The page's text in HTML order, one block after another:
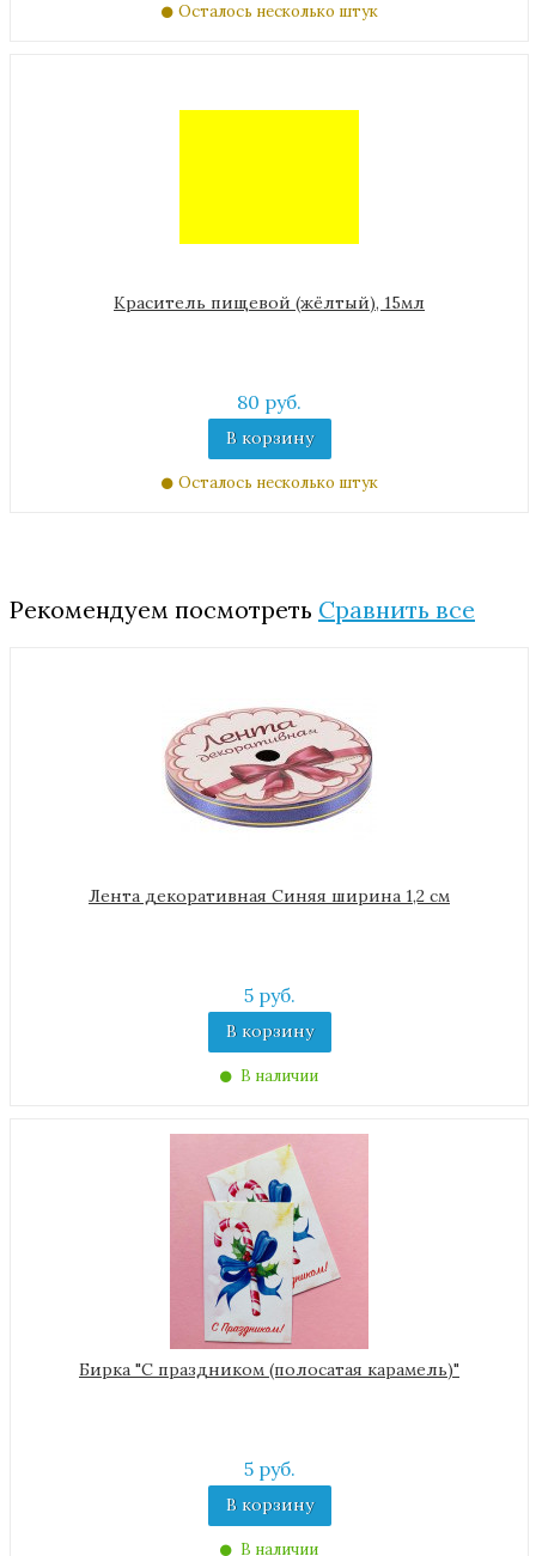
Осталось несколько штук
Краситель пищевой (жёлтый), 15мл
80 руб.
В корзину
Осталось несколько штук
Рекомендуем посмотреть Сравнить все
Лента декоративная Синяя ширина 1,2 см
5 руб.
В корзину
В наличии
Бирка "С праздником (полосатая карамель)"
5 руб.
В корзину
В наличии